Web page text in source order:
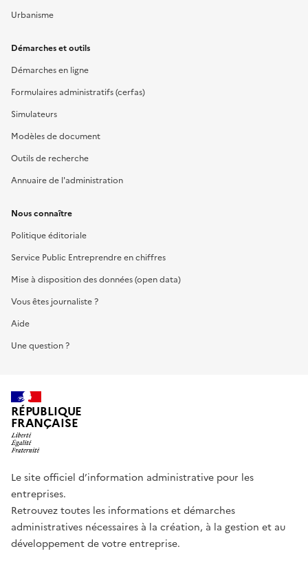
Urbanisme
Démarches et outils
Démarches en ligne
Formulaires administratifs (cerfas)
Simulateurs
Modèles de document
Outils de recherche
Annuaire de l'administration
Nous connaître
Politique éditoriale
Service Public Entreprendre en chiffres
Mise à disposition des données (open data)
Vous êtes journaliste ?
Aide
Une question ?
RÉPUBLIQUE
FRANÇAISE
Le site officiel d’information administrative pour les
entreprises.
Retrouvez toutes les informations et démarches
administratives nécessaires à la création, à la gestion et au
développement de votre entreprise.